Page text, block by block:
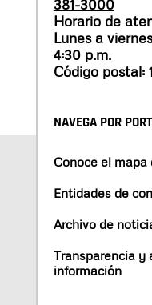
381-3000
Horario de
Lunes a
4:30 p.m.
Código postal:
NAVEGA POR
Conoce el
Entidades de
Archivo de
Transparencia y
información